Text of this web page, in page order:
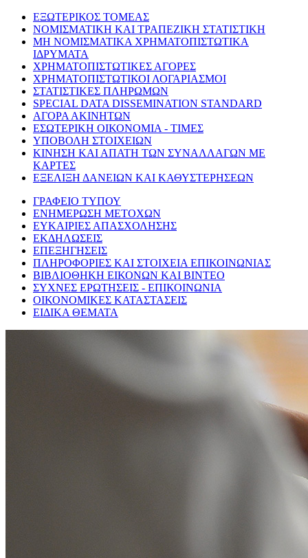
ΕΞΩΤΕΡΙΚΟΣ ΤΟΜΕΑΣ
ΝΟΜΙΣΜΑΤΙΚΗ ΚΑΙ ΤΡΑΠΕΖΙΚΗ ΣΤΑΤΙΣΤΙΚΗ
ΜΗ ΝΟΜΙΣΜΑΤΙΚΑ ΧΡΗΜΑΤΟΠΙΣΤΩΤΙΚΑ
ΙΔΡΥΜΑΤΑ
ΧΡΗΜΑΤΟΠΙΣΤΩΤΙΚΕΣ ΑΓΟΡΕΣ
ΧΡΗΜΑΤΟΠΙΣΤΩΤΙΚΟΙ ΛΟΓΑΡΙΑΣΜΟΙ
ΣΤΑΤΙΣΤΙΚΕΣ ΠΛΗΡΩΜΩΝ
SPECIAL DATA DISSEMINATION STANDARD
ΑΓΟΡΑ ΑΚΙΝΗΤΩΝ
ΕΣΩΤΕΡΙΚΗ ΟΙΚΟΝΟΜΙΑ - ΤΙΜΕΣ
ΥΠΟΒΟΛΗ ΣΤΟΙΧΕΙΩΝ
ΚΙΝΗΣΗ ΚΑΙ ΑΠΑΤΗ ΤΩΝ ΣΥΝΑΛΛΑΓΩΝ ΜΕ
ΚΑΡΤΕΣ
ΕΞΕΛΙΞΗ ΔΑΝΕΙΩΝ ΚΑΙ ΚΑΘΥΣΤΕΡΗΣΕΩΝ
ΓΡΑΦΕΙΟ ΤΥΠΟΥ
ΕΝΗΜΕΡΩΣΗ ΜΕΤΟΧΩΝ
ΕΥΚΑΙΡΙΕΣ ΑΠΑΣΧΟΛΗΣΗΣ
ΕΚΔΗΛΩΣΕΙΣ
ΕΠΕΞΗΓΗΣΕΙΣ
ΠΛΗΡΟΦΟΡΙΕΣ ΚΑΙ ΣΤΟΙΧΕΙΑ ΕΠΙΚΟΙΝΩΝΙΑΣ
ΒΙΒΛΙΟΘΗΚΗ ΕΙΚΟΝΩΝ ΚΑΙ ΒΙΝΤΕΟ
ΣΥΧΝΕΣ ΕΡΩΤΗΣΕΙΣ - ΕΠΙΚΟΙΝΩΝΙΑ
ΟΙΚΟΝΟΜΙΚΕΣ ΚΑΤΑΣΤΑΣΕΙΣ
ΕΙΔΙΚΑ ΘΕΜΑΤΑ